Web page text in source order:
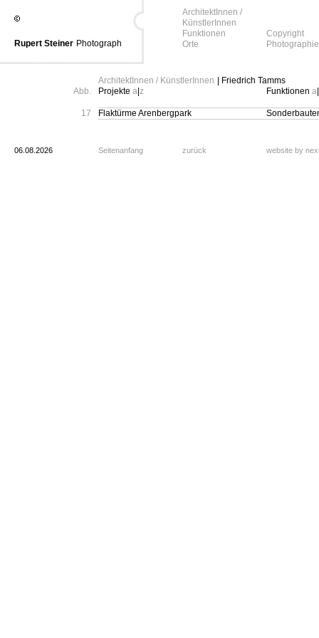
Rupert Steiner Photograph
ArchitektInnen /
KünstlerInnen
Funktionen
Orte
Copyright
Photographie
ArchitektInnen / KünstlerInnen
| Friedrich Tamms
Abb.
Projekte a z Funktionen a
17 Flaktürme Arenbergpark
06.08.2026 Seitenanfang zurück website by